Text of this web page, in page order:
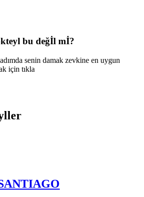
bu değİl mİ?
senin damak zevkine en uygun
için tıkla